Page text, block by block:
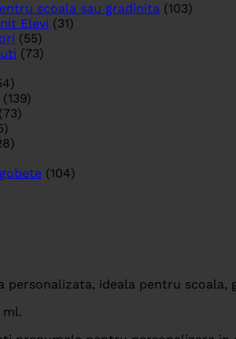
scoala sau gradinita (103)
Elevi (31)
(55)
(73)
(139)
(73)
(104)
personalizata, ideala pentru scoala,
ml.